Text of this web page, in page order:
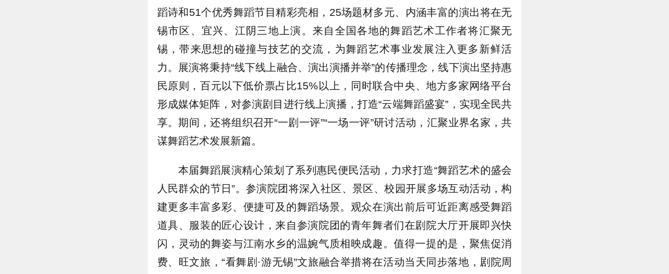
蹈诗和51个优秀舞蹈节目精彩亮相，25场题材多元、内涵丰富的演出将在无
锡市区、宜兴、江阴三地上演。来自全国各地的舞蹈艺术工作者将汇聚无
锡，带来思想的碰撞与技艺的交流，为舞蹈艺术事业发展注入更多新鲜活
力。展演将秉持“线下线上融合、演出演播并举”的传播理念，线下演出坚持惠
民原则，百元以下低价票占比15%以上，同时联合中央、地方多家网络平台
形成媒体矩阵，对参演剧目进行线上演播，打造“云端舞蹈盛宴”，实现全民共
享。期间，还将组织召开“一剧一评”“一场一评”研讨活动，汇聚业界名家，共
谋舞蹈艺术发展新篇。
本届舞蹈展演精心策划了系列惠民便民活动，力求打造“舞蹈艺术的盛会
人民群众的节日”。参演院团将深入社区、景区、校园开展多场互动活动，构
建更多丰富多彩、便捷可及的舞蹈场景。观众在演出前后可近距离感受舞蹈
道具、服装的匠心设计，来自参演院团的青年舞者们在剧院大厅开展即兴快
闪，灵动的舞姿与江南水乡的温婉气质相映成趣。值得一提的是，聚焦促消
费、旺文旅，“看舞剧·游无锡”文旅融合举措将在活动当天同步落地，剧院周